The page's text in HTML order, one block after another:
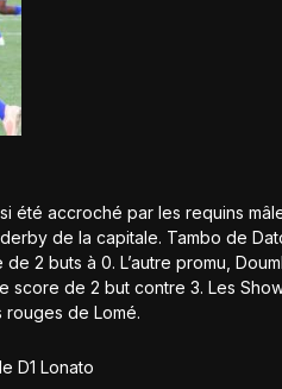
été accroché par les requins
derby de la capitale. Tambo de
2 buts à 0. L’autre promu,
score de 2 but contre 3. Les
de Lomé.
D1 Lonato